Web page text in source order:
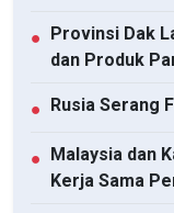
● Provinsi Dak
dan Produk
● Rusia Serang
● Malaysia dan
Kerja Sama